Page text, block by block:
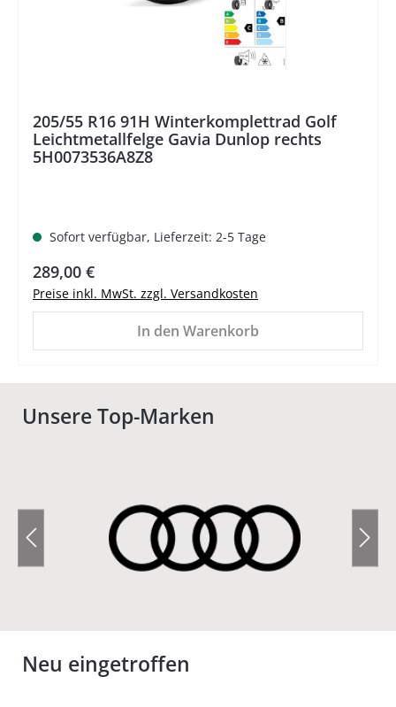
205/55 R16 91H Winterkomplettrad Golf
Leichtmetallfelge Gavia Dunlop rechts
5H0073536A8Z8
Sofort verfügbar, Lieferzeit: 2-5 Tage
Regulärer Preis:
289,00 €
Preise inkl. MwSt. zzgl. Versandkosten
In den Warenkorb
Unsere Top-Marken
Neu eingetroffen